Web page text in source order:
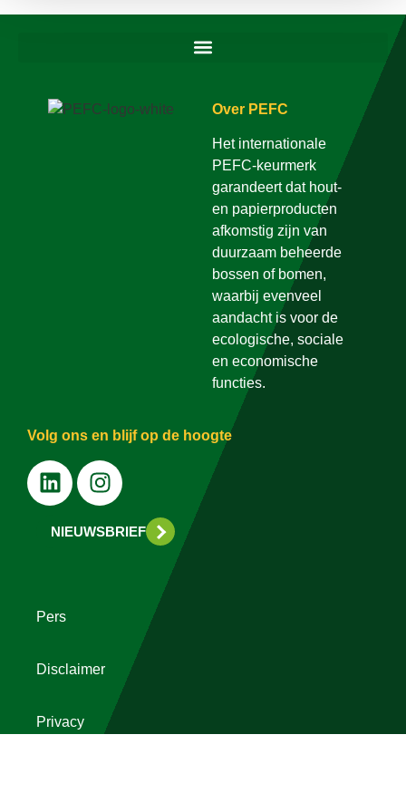
Over PEFC
Het internationale
PEFC-keurmerk
garandeert dat hout-
en papierproducten
afkomstig zijn van
duurzaam beheerde
bossen of bomen,
waarbij evenveel
aandacht is voor de
ecologische, sociale
en economische
functies.
Volg ons en blijf op de hoogte
NIEUWSBRIEF
Pers
Disclaimer
Privacy